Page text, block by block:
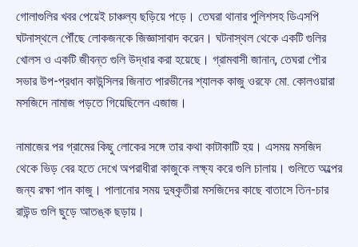
গোলাগুলির খবর পেয়েই চাঞ্চল্য ছড়িয়ে পড়ে। তেঘরা থানার পুলিশসহ ডিএসপি
ঘটনাস্থলে পৌঁছে লোকজনকে জিজ্ঞাসাবাদ করেন। ঘটনাস্থল থেকে একটি গুলির
খোলস ও একটি জীবন্ত গুলি উদ্ধার করা হয়েছে। গ্রামবাসী জানান, তেঘরা পৌর
সভার উপ-প্রধান কাউন্সিলর জিনাত পারভীনের শ্যালক কাজু ওরফে মো. কোলওয়ারা
মসজিদে নামাজ পড়তে গিয়েছিলেন এজাজ।
নামাজের পর গ্রামের কিছু লোকের সঙ্গে তার কথা কাটাকাটি হয়। এসময় মসজিদ
থেকে ভিড় বের হতে দেখে অপরাধীরা কাজুকে লক্ষ্য করে গুলি চালায়। গুলিতে অল্পের
জন্য রক্ষা পান কাজু। পালানোর সময় দুষ্কৃতীরা মসজিদের কাছে বাতাসে তিন-চার
রাউন্ড গুলি ছুড়ে আতঙ্ক ছড়ায়।